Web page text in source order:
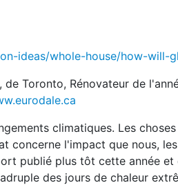
ideas/whole-house/how-will-
Toronto, Rénovateur de
climatiques. Les
concerne l'impact que nous, les
publié plus tôt cette année et
des jours de chaleur